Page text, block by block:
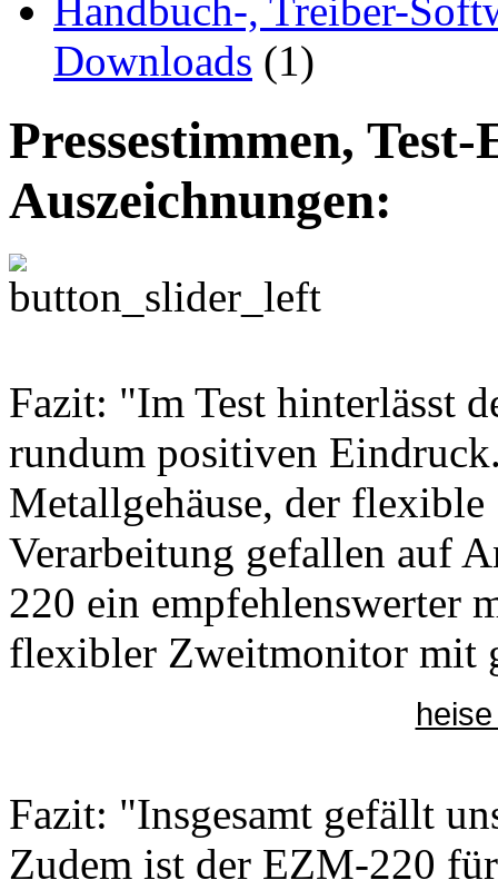
Handbuch-, Treiber-
Downloads (1)
Pressestimmen,
Auszeichnungen:
Fazit: "Im Test hinterlässt
rundum positiven
Metallgehäuse, der
Verarbeitung gefallen auf
220 ein empfehlenswerter
flexibler Zweitmonitor mit
Fazit: "Insgesamt gefällt
Zudem ist der EZM-220